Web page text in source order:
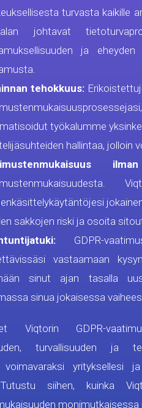
turvasta kaikille
johtavat
ja
tehokkuus:
työkalumme
hallintaa, jolloin
sakkojen riski ja osoita
GDPR-
vastaamaan
sinut ajan tasalla
sinua jokaisessa
Viqtorin GDPR-
turvallisuuden ja
voimavaraksi yrityksellesi
siihen, kuinka